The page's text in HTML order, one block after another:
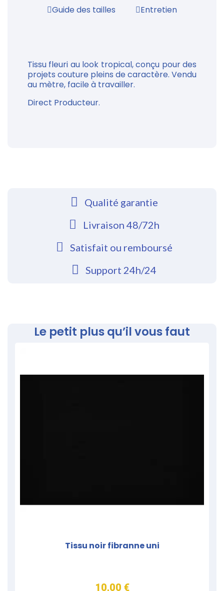
Guide des tailles
Entretien
Tissu fleuri au look tropical, conçu pour des
projets couture pleins de caractère. Vendu
au mètre, facile à travailler.
Direct Producteur.
Qualité garantie
Livraison 48/72h
Satisfait ou remboursé
Support 24h/24
Le petit plus qu’il vous faut
Tissu noir fibranne uni
10,00 €